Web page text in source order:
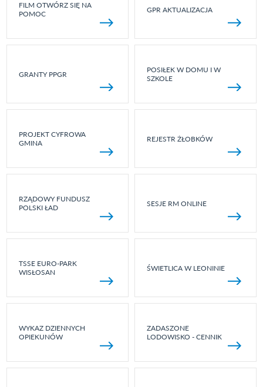
FILM OTWÓRZ SIĘ NA
POMOC
GPR AKTUALIZACJA
GRANTY PPGR
POSIŁEK W DOMU I W
SZKOLE
PROJEKT CYFROWA
GMINA
REJESTR ŻŁOBKÓW
RZĄDOWY FUNDUSZ
POLSKI ŁAD
SESJE RM ONLINE
TSSE EURO-PARK
WISŁOSAN
ŚWIETLICA W LEONINIE
WYKAZ DZIENNYCH
OPIEKUNÓW
ZADASZONE
LODOWISKO - CENNIK